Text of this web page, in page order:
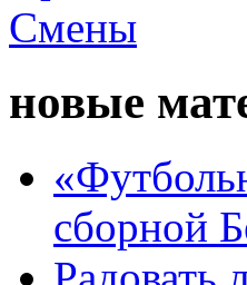
новые
сборной